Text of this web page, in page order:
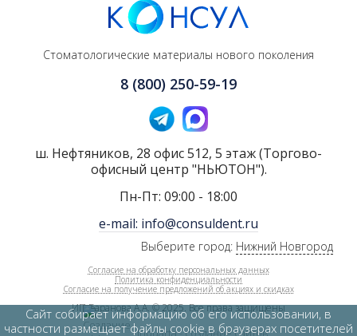
Стоматологические материалы нового поколения
8 (800) 250-59-19
ш. Нефтяников, 28 офис 512, 5 этаж (Торгово-
офисный центр "НЬЮТОН").
Пн-Пт: 09:00 - 18:00
e-mail: info@consuldent.ru
Выберите город: Нижний Новгород
Согласие на обработку персональных данных
Политика конфиденциальности
Согласие на получение предложений об акциях и скидках
ИП Баранова А.А. © 2025. Все права защищены
Inquarta - создание сайтов
Сайт собирает информацию об его использовании, в
частности размещает файлы cookie в браузерах посетителей